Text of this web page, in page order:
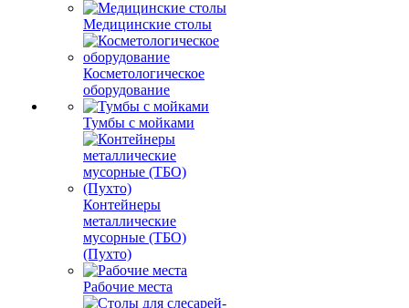
Медицинские столы
Косметологическое
оборудование
Тумбы с мойками
Контейнеры
металлические
мусорные (ТБО)
(Пухто)
Рабочие места